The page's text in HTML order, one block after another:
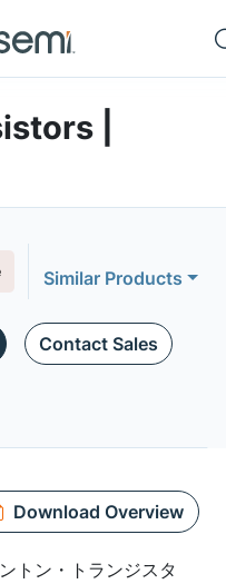
|
Similar Products
Contact Sales
Download Overview
トン・トランジスタ